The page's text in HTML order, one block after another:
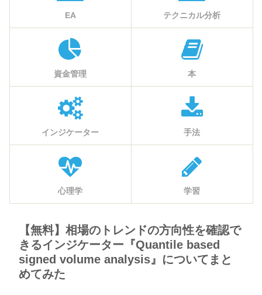
EA テクニカル分析
資金管理 本
インジケーター 手法
心理学 学習
【無料】相場のトレンドの方向性を確認で
きるインジケーター『Quantile based
signed volume analysis』についてまと
めてみた